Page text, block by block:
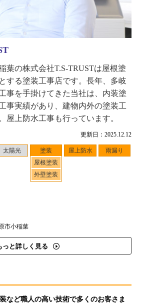
更新日：2025.12.12
太陽光
塗装
屋根塗装
外壁塗装
屋上防水 雨漏り
市小稲葉
っと詳しく見る
葉の株式会社T.S-TRUSTは屋根塗
する塗装工事店です。長年、多岐
事を手掛けてきた当社は、内装塗
事実績があり、建物内外の塗装工
屋上防水工事も行っています。
など職人の高い技術で多くのお客さま